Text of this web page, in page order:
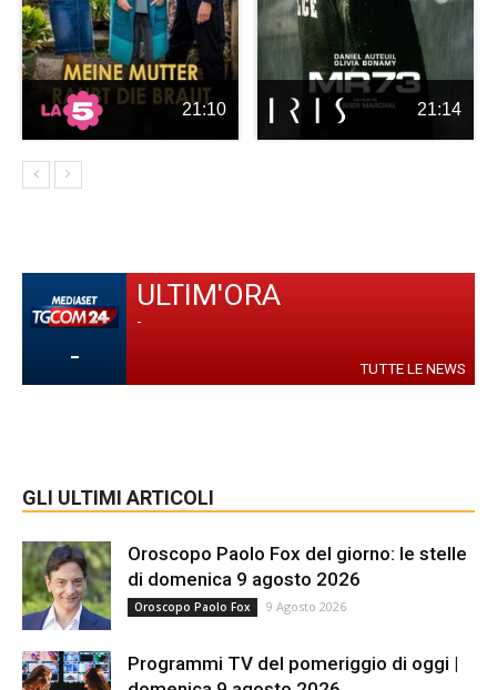
21:10 21:14
-
ULTIM'ORA
-
TUTTE LE NEWS
GLI ULTIMI ARTICOLI
Oroscopo Paolo Fox del giorno: le stelle
di domenica 9 agosto 2026
Oroscopo Paolo Fox 9 Agosto 2026
Programmi TV del pomeriggio di oggi |